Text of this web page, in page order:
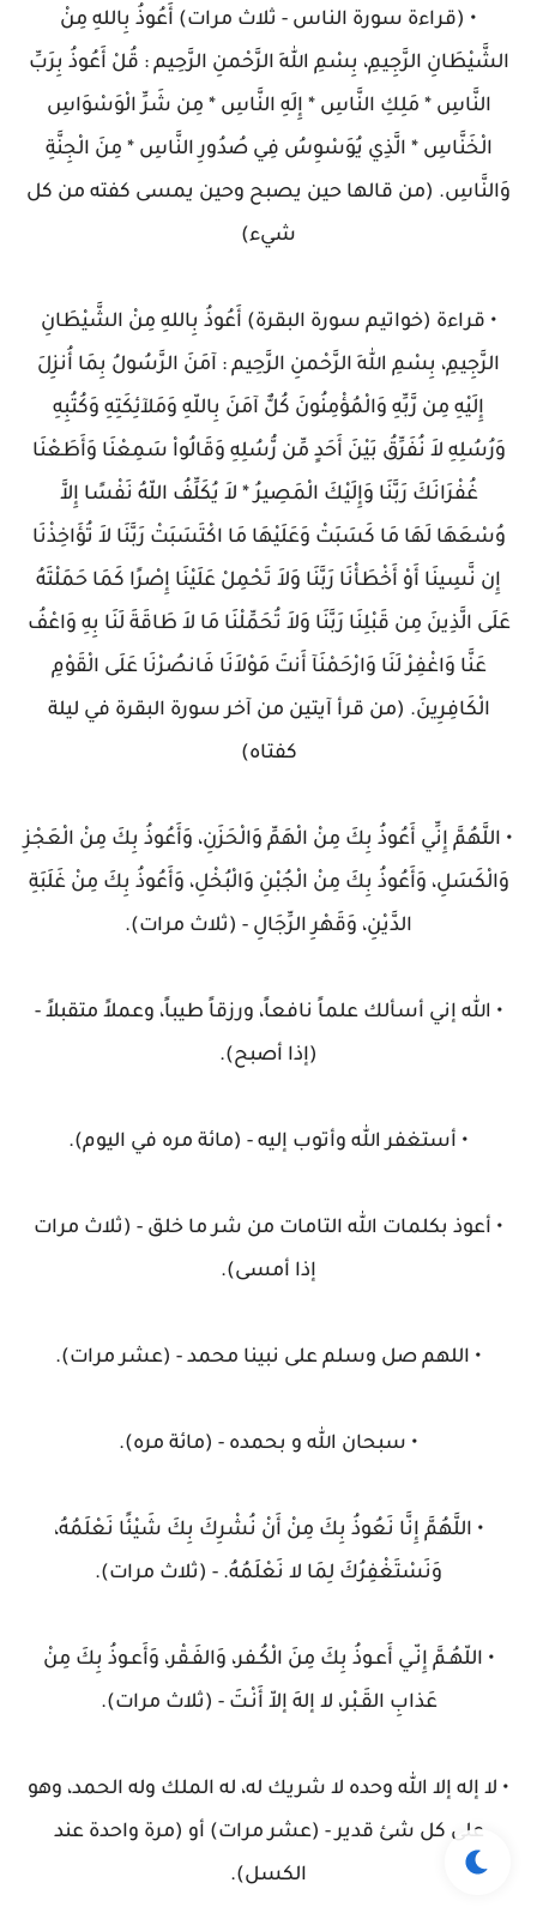
• (قراءة سورة الناس - ثلاث مرات) أَعُوذُ بِاللهِ مِنْ
الشَّيْطَانِ الرَّجِيمِ، بِسْمِ اللهِ الرَّحْمنِ الرَّحِيم : قُلْ أَعُوذُ بِرَبِّ
النَّاسِ * مَلِكِ النَّاسِ * إِلَهِ النَّاسِ * مِن شَرِّ الْوَسْوَاسِ
الْخَنَّاسِ * الَّذِي يُوَسْوِسُ فِي صُدُورِ النَّاسِ * مِنَ الْجِنَّةِ
وَالنَّاسِ. (من قالها حين يصبح وحين يمسى كفته من كل
شيء)
• قراءة (خواتيم سورة البقرة) أَعُوذُ بِاللهِ مِنْ الشَّيْطَانِ
الرَّجِيمِ، بِسْمِ اللهِ الرَّحْمنِ الرَّحِيم : آمَنَ الرَّسُولُ بِمَا أُنزِلَ
إِلَيْهِ مِن رَّبِّهِ وَالْمُؤْمِنُونَ كُلٌّ آمَنَ بِاللّهِ وَمَلآئِكَتِهِ وَكُتُبِهِ
وَرُسُلِهِ لاَ نُفَرِّقُ بَيْنَ أَحَدٍ مِّن رُّسُلِهِ وَقَالُواْ سَمِعْنَا وَأَطَعْنَا
غُفْرَانَكَ رَبَّنَا وَإِلَيْكَ الْمَصِيرُ * لاَ يُكَلِّفُ اللّهُ نَفْسًا إِلاَّ
وُسْعَهَا لَهَا مَا كَسَبَتْ وَعَلَيْهَا مَا اكْتَسَبَتْ رَبَّنَا لاَ تُؤَاخِذْنَا
إِن نَّسِينَا أَوْ أَخْطَأْنَا رَبَّنَا وَلاَ تَحْمِلْ عَلَيْنَا إِصْرًا كَمَا حَمَلْتَهُ
عَلَى الَّذِينَ مِن قَبْلِنَا رَبَّنَا وَلاَ تُحَمِّلْنَا مَا لاَ طَاقَةَ لَنَا بِهِ وَاعْفُ
عَنَّا وَاغْفِرْ لَنَا وَارْحَمْنَآ أَنتَ مَوْلاَنَا فَانصُرْنَا عَلَى الْقَوْمِ
الْكَافِرِينَ. (من قرأ آيتين من آخر سورة البقرة في ليلة
كفتاه)
• اللَّهُمَّ إِنِّي أَعُوذُ بِكَ مِنْ الْهَمِّ وَالْحَزَنِ، وَأَعُوذُ بِكَ مِنْ الْعَجْزِ
وَالْكَسَلِ، وَأَعُوذُ بِكَ مِنْ الْجُبْنِ وَالْبُخْلِ، وَأَعُوذُ بِكَ مِنْ غَلَبَةِ
الدَّيْنِ، وَقَهْرِ الرِّجَالِ - (ثلاث مرات).
• الله إني أسألك علماً نافعاً، ورزقاً طيباً، وعملاً متقبلاً -
(إذا أصبح).
• أستغفر الله وأتوب إليه - (مائة مره في اليوم).
• أعوذ بكلمات الله التامات من شر ما خلق - (ثلاث مرات
إذا أمسى).
• اللهم صل وسلم على نبينا محمد - (عشر مرات).
• سبحان الله و بحمده - (مائة مره).
• اللَّهُمَّ إِنَّا نَعُوذُ بِكَ مِنْ أَنْ نُشْرِكَ بِكَ شَيْئًا نَعْلَمُهُ،
وَنَسْتَغْفِرُكَ لِمَا لا نَعْلَمُهُ. - (ثلاث مرات).
• اللّهُـمَّ إِنّـي أَعـوذُ بِكَ مِنَ الْكُـفر، وَالفَـقْر، وَأَعـوذُ بِكَ مِنْ
عَذابِ القَـبْر، لا إلهَ إلاّ أَنْـتَ - (ثلاث مرات).
• لا إله إلا الله وحده لا شريك له، له الملك وله الحمد، وهو
على كل شئ قدير - (عشر مرات) أو (مرة واحدة عند
الكسل).